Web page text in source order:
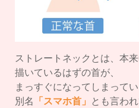
ストレートネックとは、本
描いているはずの首が、
まっすぐになってしまって
別名 「スマホ首」 とも言わ